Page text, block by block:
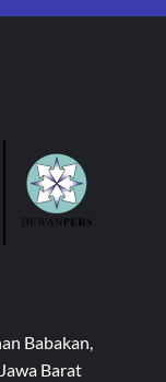
Babakan,
Barat